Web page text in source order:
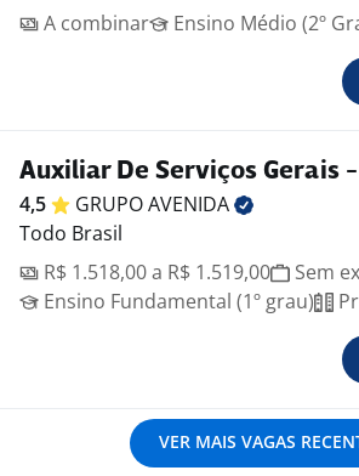
A combinar
Ensino Médio (2º
Auxiliar De Serviços Gerais -
4,5 GRUPOAVENIDA
Todo Brasil
R$ 1.518,00 a R$ 1.519,00
Sem
Ensino Fundamental (1º grau)
VER MAIS VAGAS